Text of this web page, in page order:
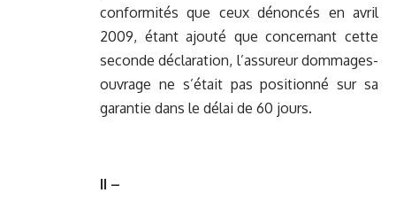
conformités que ceux dénoncés en avril
2009, étant ajouté que concernant cette
seconde déclaration, l’assureur dommages-
ouvrage ne s’était pas positionné sur sa
garantie dans le délai de 60 jours.
II –